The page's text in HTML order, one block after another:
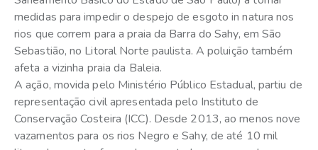
medidas para impedir o despejo de esgoto in natura nos
rios que correm para a praia da Barra do Sahy, em São
Sebastião, no Litoral Norte paulista. A poluição também
afeta a vizinha praia da Baleia.
A ação, movida pelo Ministério Público Estadual, partiu de
representação civil apresentada pelo Instituto de
Conservação Costeira (ICC). Desde 2013, ao menos nove
vazamentos para os rios Negro e Sahy, de até 10 mil